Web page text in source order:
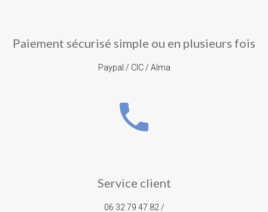
Paiement sécurisé simple ou en plusieurs fois
Paypal / CIC / Alma
phone
Service client
06 32 79 47 82 /